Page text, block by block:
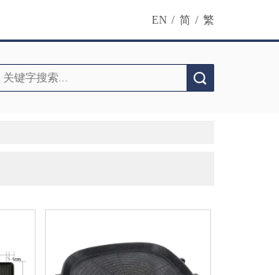
EN / 简 / 繁